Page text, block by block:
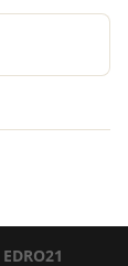
EDRO21